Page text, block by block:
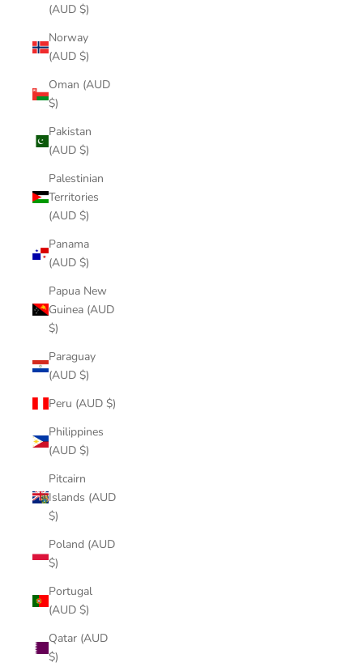
(AUD $)
Norway
(AUD $)
Oman (AUD
$)
Pakistan
(AUD $)
Palestinian
Territories
(AUD $)
Panama
(AUD $)
Papua New
Guinea (AUD
$)
Paraguay
(AUD $)
Peru (AUD $)
Philippines
(AUD $)
Pitcairn
Islands (AUD
$)
Poland (AUD
$)
Portugal
(AUD $)
Qatar (AUD
$)